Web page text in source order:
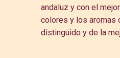
andaluz y con el
colores y los aromas
distinguido y de la